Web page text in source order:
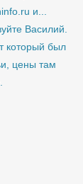
и...
Василий.
который был
цены там